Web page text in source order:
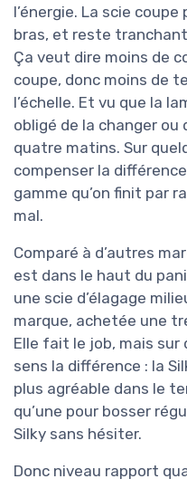
l’énergie. La scie
bras, et reste
Ça veut dire moins de
coupe, donc moins de
l’échelle. Et vu que la
obligé de la changer
quatre matins. Sur
compenser la
gamme qu’on finit par
mal.
Comparé à d’autres
est dans le haut du
une scie d’élagage
marque, achetée une
Elle fait le job, mais sur
sens la différence : la
plus agréable dans le
qu’une pour bosser
Silky sans hésiter.
Donc niveau rapport